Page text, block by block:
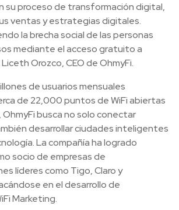
su proceso de transformación digital,
ventas y estrategias digitales.
la brecha social de las personas
mediante el acceso gratuito a
Orozco, CEO de OhmyFi.
de usuarios mensuales
de 22,000 puntos de WiFi abiertas
busca no solo conectar
desarrollar ciudades inteligentes
La compañía ha logrado
socio de empresas de
líderes como Tigo, Claro y
en el desarrollo de
Marketing.